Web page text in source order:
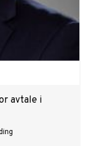
avtale i